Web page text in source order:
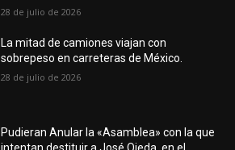
28 de julio de 2026
La mitad de camiones viajan con
sobrepeso en carreteras de México.
28 de julio de 2026
Pudieran Anular la «Asamblea» con la que